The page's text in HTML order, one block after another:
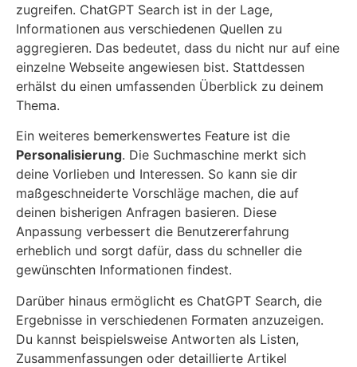
zugreifen. ChatGPT Search ist in der Lage,
Informationen aus verschiedenen Quellen zu
aggregieren. Das bedeutet, dass du nicht nur auf eine
einzelne Webseite angewiesen bist. Stattdessen
erhälst du einen umfassenden Überblick zu deinem
Thema.
Ein weiteres bemerkenswertes Feature ist die
Personalisierung. Die Suchmaschine merkt sich
deine Vorlieben und Interessen. So kann sie dir
maßgeschneiderte Vorschläge machen, die auf
deinen bisherigen Anfragen basieren. Diese
Anpassung verbessert die Benutzererfahrung
erheblich und sorgt dafür, dass du schneller die
gewünschten Informationen findest.
Darüber hinaus ermöglicht es ChatGPT Search, die
Ergebnisse in verschiedenen Formaten anzuzeigen.
Du kannst beispielsweise Antworten als Listen,
Zusammenfassungen oder detaillierte Artikel